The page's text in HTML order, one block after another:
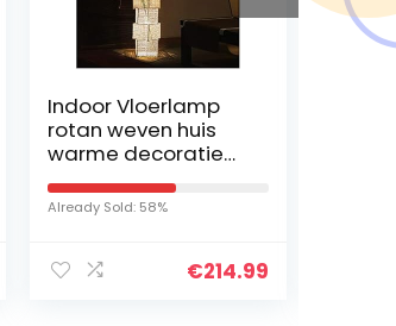
Indoor Vloerlamp
rotan weven huis
warme decoratie
verticale
slaapkamer
woonkamer
creatieve vakantie…
Already Sold: 58%
€214.99